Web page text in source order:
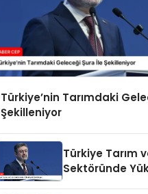
Türkiye’nin Tarımdaki
Şekilleniyor
Türkiye Tarım
Sektöründe